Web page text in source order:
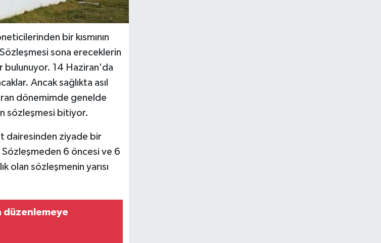
bir kısmının
sona ereceklerin
bulunuyor. 14 Haziran'da
Ancak sağlıkta asıl
dönemimde genelde
sözleşmesi bitiyor.
dairesinden ziyade bir
6 öncesi ve 6
olan sözleşmenin yarısı
düzenlemeye